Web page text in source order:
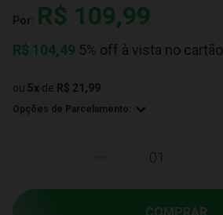
Por: R$ 109,99
R$ 104,49 5% off à vista no cartão
ou 5x de R$ 21,99
Opções de Parcelamento: